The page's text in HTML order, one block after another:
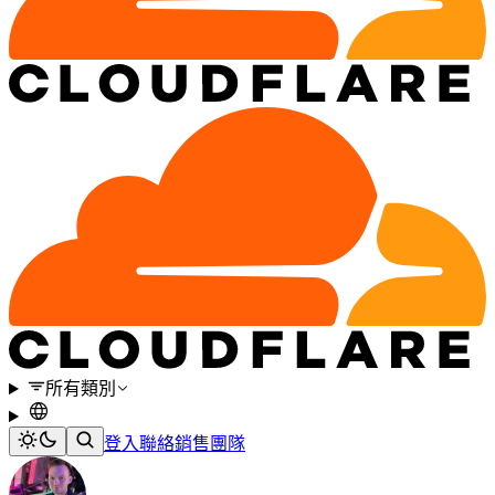
所有類別
登入聯絡銷售團隊